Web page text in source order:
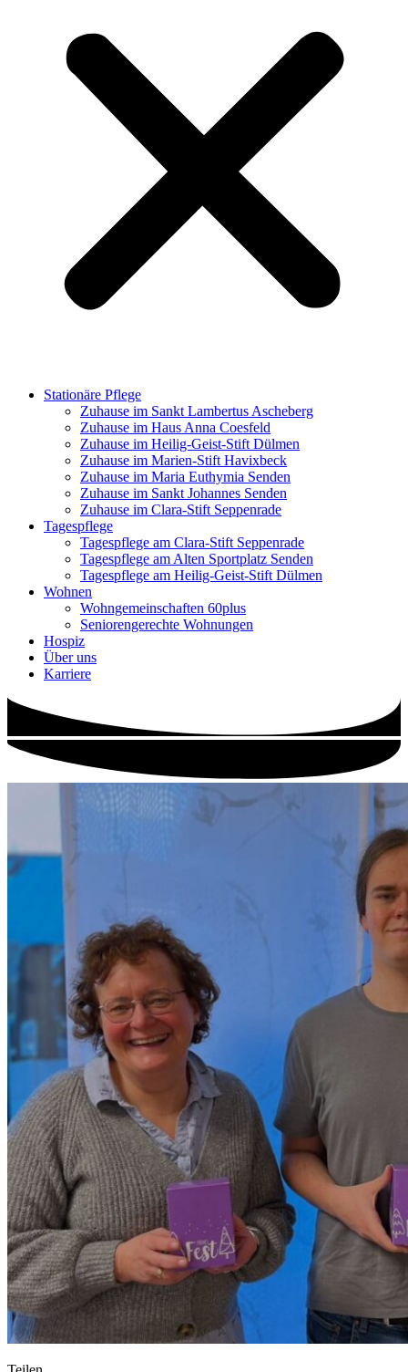
Stationäre Pflege
Zuhause im Sankt Lambertus Ascheberg
Zuhause im Haus Anna Coesfeld
Zuhause im Heilig-Geist-Stift Dülmen
Zuhause im Marien-Stift Havixbeck
Zuhause im Maria Euthymia Senden
Zuhause im Sankt Johannes Senden
Zuhause im Clara-Stift Seppenrade
Tagespflege
Tagespflege am Clara-Stift Seppenrade
Tagespflege am Alten Sportplatz Senden
Tagespflege am Heilig-Geist-Stift Dülmen
Wohnen
Wohngemeinschaften 60plus
Seniorengerechte Wohnungen
Hospiz
Über uns
Karriere